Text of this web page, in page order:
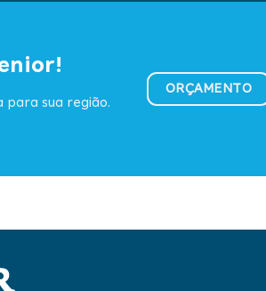
sua região.
ORÇAMENTO